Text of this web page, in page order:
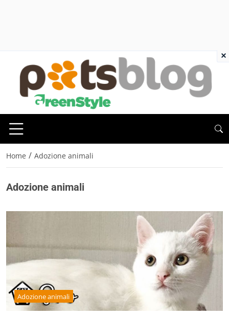
Home / Adozione animali
Adozione animali
Adozione animali
×